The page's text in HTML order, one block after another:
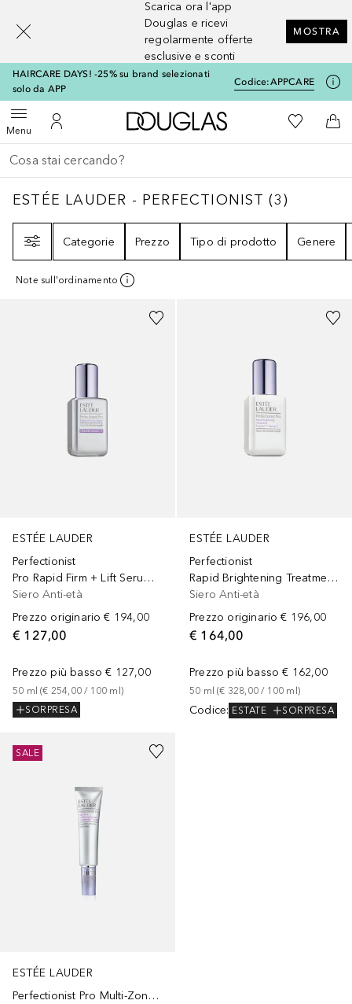
Scarica ora l'app
Douglas e ricevi
regolarmente offerte
esclusive e sconti
MOSTRA
HAIRCARE DAYS! -25% su brand selezionati
solo da APP
Codice:APPCARE
MenuApri menuAl Mio Account
A Douglas HomeAlla Mia
Al
Torna indietro
Esegui ricerca
ESTÉE LAUDER - PERFECTIONIST3
ESTÉE LAUDER - PERFECTIONIST (3)
Categorie
Prezzo Tipo di prodotto Genere
Note sull'ordinamento
ESTÉE LAUDER
Perfectionist
Pro Rapid Firm + Lift Serum with Hexapeptides 8 + 9
Siero Anti-età
Prezzo originario € 194,00
€ 127,00
Prezzo più basso € 127,00
50 ml (€ 254,00 / 100 ml )
SORPRESA
ESTÉE LAUDER
Perfectionist
Rapid Brightening Treatment with Ferment³ + Vitamin C
Siero Anti-età
Prezzo originario € 196,00
€ 164,00
Prezzo più basso € 162,00
50 ml (€ 328,00 / 100 ml )
Codice: ESTATE SORPRESA
ESTÉE LAUDER
Perfectionist Pro Multi-Zone Wrinkle Concentrate
SALE
[navigation.slideout.screenreader]